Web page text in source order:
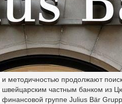
методичностью продолжают
швейцарским частным банком из
группе Julius Bär